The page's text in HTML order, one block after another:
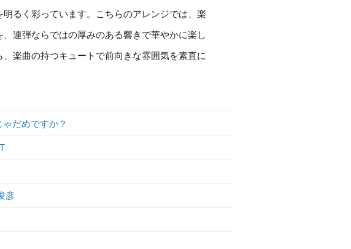
るく彩っています。こちらのアレンジでは、楽
連弾ならではの厚みのある響きで華やかに楽し
楽曲の持つキュートで前向きな雰囲気を素直に
だめですか？
彦